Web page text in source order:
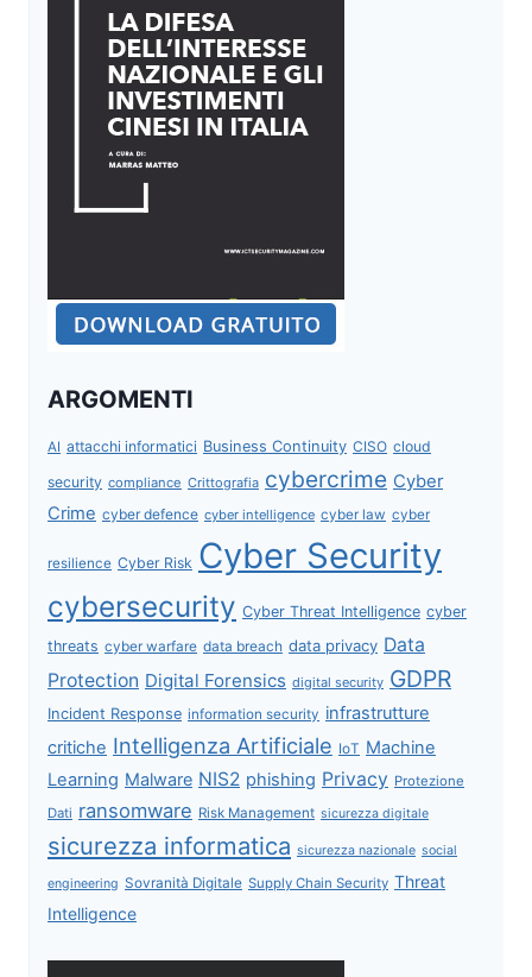
ARGOMENTI
AI attacchi informatici Business Continuity CISO cloud
security compliance Crittografia cybercrime Cyber
Crime cyber defence cyber intelligence cyber law cyber
resilience Cyber Risk Cyber Security
cybersecurity Cyber Threat Intelligence cyber
threats cyber warfare data breach data privacy Data
Protection Digital Forensics digital security GDPR
Incident Response information security infrastrutture
critiche Intelligenza Artificiale IoT Machine
Learning Malware NIS2 phishing Privacy Protezione
Dati ransomware Risk Management sicurezza digitale
sicurezza informatica sicurezza nazionale social
engineering Sovranità Digitale Supply Chain Security Threat
Intelligence